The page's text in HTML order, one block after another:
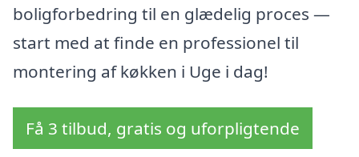
boligforbedring til en glædelig proces —
start med at finde en professionel til
montering af køkken i Uge i dag!
Få 3 tilbud, gratis og uforpligtende